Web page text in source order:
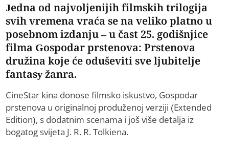
Jedna od najvoljenijih filmskih trilogija
svih vremena vraća se na veliko platno u
posebnom izdanju – u čast 25. godišnjice
filma Gospodar prstenova: Prstenova
družina koje će oduševiti sve ljubitelje
fantasy žanra.
CineStar kina donose filmsko iskustvo, Gospodar
prstenova u originalnoj produženoj verziji (Extended
Edition), s dodatnim scenama i još više detalja iz
bogatog svijeta J. R. R. Tolkiena.